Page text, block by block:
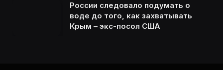
России следовало подумать о
воде до того, как захватывать
Крым – экс-посол США